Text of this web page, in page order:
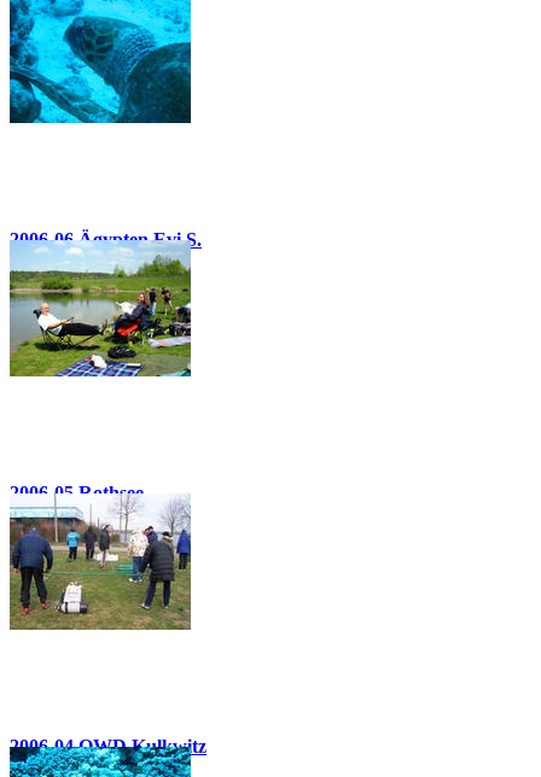
31 Bilder
2006-06 Ägypten Evi S.
45 Bilder
2006-05 Rothsee
34 Bilder
2006-04 OWD Kulkwitz